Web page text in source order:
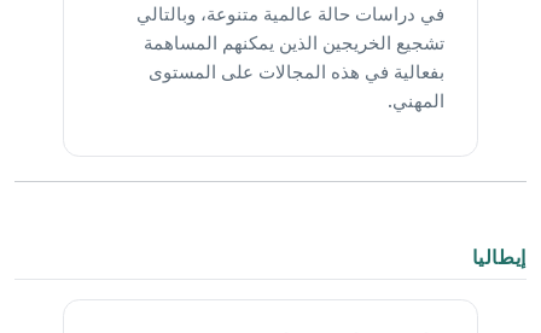
في دراسات حالة عالمية متنوعة، وبالتالي
تشجيع الخريجين الذين يمكنهم المساهمة
بفعالية في هذه المجالات على المستوى
المهني.
إيطاليا